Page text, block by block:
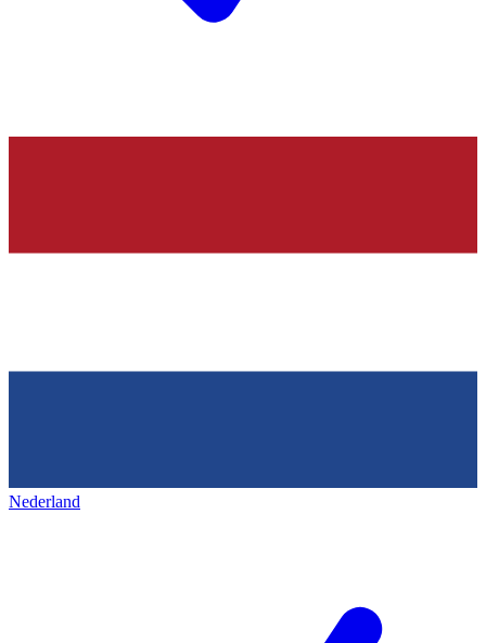
Nederland